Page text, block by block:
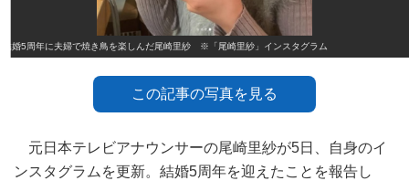
結婚5周年に夫婦で焼き鳥を楽しんだ尾崎里紗 ※「尾崎里紗」インスタグラム
この記事の写真を見る
元日本テレビアナウンサーの尾崎里紗が5日、自身のイ
ンスタグラムを更新。結婚5周年を迎えたことを報告し